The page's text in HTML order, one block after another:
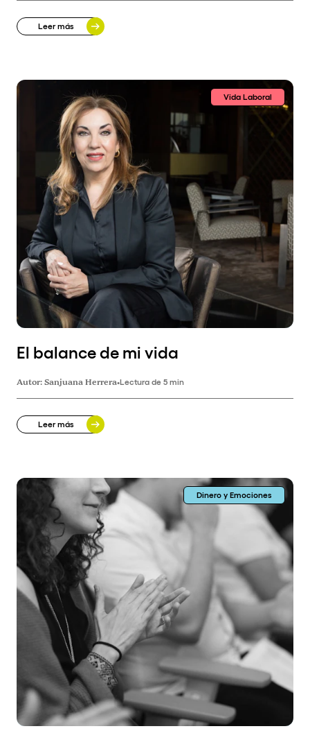
Leer más
Vida Laboral
El balance de mi vida
Autor:Sanjuana Herrera•Lectura de 5 min
Leer más
Dinero y Emociones